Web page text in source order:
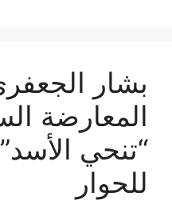
بشار
المعارضة
“تنحي
للحوار